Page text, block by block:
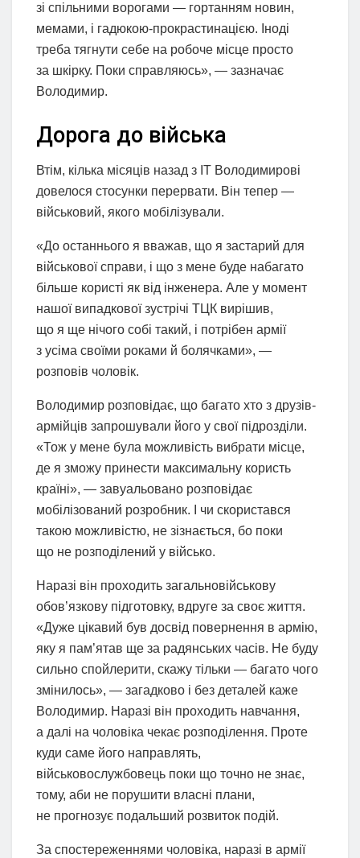
зі спільними ворогами — гортанням новин,
мемами, і гадюкою-прокрастинацією. Іноді
треба тягнути себе на робоче місце просто
за шкірку. Поки справляюсь», — зазначає
Володимир.
Дорога до війська
Втім, кілька місяців назад з IT Володимирові
довелося стосунки перервати. Він тепер —
військовий, якого мобілізували.
«До останнього я вважав, що я застарий для
військової справи, і що з мене буде набагато
більше користі як від інженера. Але у момент
нашої випадкової зустрічі ТЦК вирішив,
що я ще нічого собі такий, і потрібен армії
з усіма своїми роками й болячками», —
розповів чоловік.
Володимир розповідає, що багато хто з друзів-
армійців запрошували його у свої підрозділи.
«Тож у мене була можливість вибрати місце,
де я зможу принести максимальну користь
країні», — завуальовано розповідає
мобілізований розробник. І чи скористався
такою можливістю, не зізнається, бо поки
що не розподілений у військо.
Наразі він проходить загальновійськову
обов’язкову підготовку, вдруге за своє життя.
«Дуже цікавий був досвід повернення в армію,
яку я пам’ятав ще за радянських часів. Не буду
сильно спойлерити, скажу тільки — багато чого
змінилось», — загадково і без деталей каже
Володимир. Наразі він проходить навчання,
а далі на чоловіка чекає розподілення. Проте
куди саме його направлять,
військовослужбовець поки що точно не знає,
тому, аби не порушити власні плани,
не прогнозує подальший розвиток подій.
За спостереженнями чоловіка, наразі в армії